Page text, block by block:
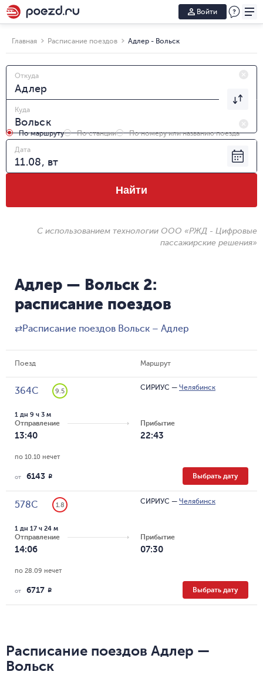
Войти
Главная Расписание поездов Адлер - Вольск
Откуда
Куда
По маршруту По станции
По номеру или названию поезда
Дата
Найти
С использованием технологии ООО «РЖД - Цифровые
пассажирские решения»
Адлер — Вольск 2:
расписание поездов
⇄Расписание поездов Вольск – Адлер
Поезд Маршрут
364С 9.5 СИРИУС — Челябинск
Отправление
13:40
1 дн 9 ч 3 м
Прибытие
22:43
по 10.10 нечет
от 6143 R Выбрать дату
578С 1.8 СИРИУС — Челябинск
Отправление
14:06
1 дн 17 ч 24 м
Прибытие
07:30
по 28.09 нечет
от 6717 R Выбрать дату
Расписание поездов Адлер —
Вольск